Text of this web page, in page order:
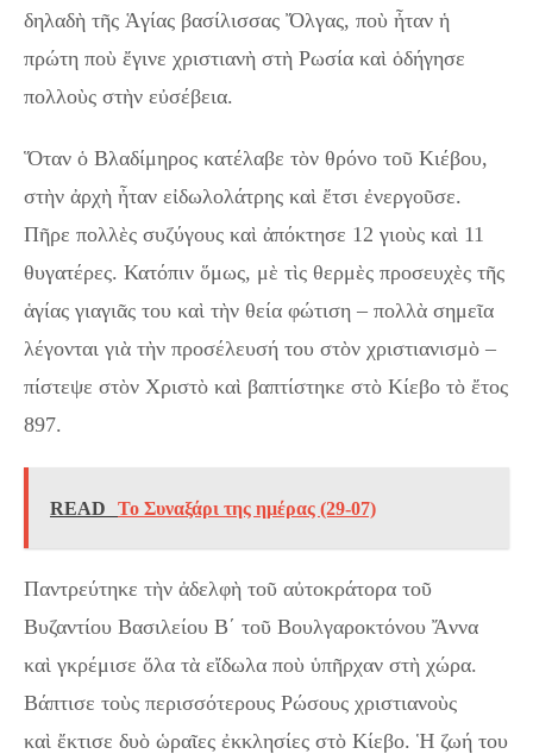
δηλαδὴ τῆς Ἁγίας βασίλισσας Ὄλγας, ποὺ ἦταν ἡ
πρώτη ποὺ ἔγινε χριστιανὴ στὴ Ρωσία καὶ ὁδήγησε
πολλοὺς στὴν εὐσέβεια.
Ὅταν ὁ Βλαδίμηρος κατέλαβε τὸν θρόνο τοῦ Κιέβου,
στὴν ἀρχὴ ἦταν εἰδωλολάτρης καὶ ἔτσι ἐνεργοῦσε.
Πῆρε πολλὲς συζύγους καὶ ἀπόκτησε 12 γιοὺς καὶ 11
θυγατέρες. Κατόπιν ὅμως, μὲ τὶς θερμὲς προσευχὲς τῆς
ἁγίας γιαγιᾶς του καὶ τὴν θεία φώτιση – πολλὰ σημεῖα
λέγονται γιὰ τὴν προσέλευσή του στὸν χριστιανισμὸ –
πίστεψε στὸν Χριστὸ καὶ βαπτίστηκε στὸ Κίεβο τὸ ἔτος
897.
READ Το Συναξάρι της ημέρας (29-07)
Παντρεύτηκε τὴν ἀδελφὴ τοῦ αὐτοκράτορα τοῦ
Βυζαντίου Βασιλείου Β΄ τοῦ Βουλγαροκτόνου Ἄννα
καὶ γκρέμισε ὅλα τὰ εἴδωλα ποὺ ὑπῆρχαν στὴ χώρα.
Βάπτισε τοὺς περισσότερους Ρώσους χριστιανοὺς
καὶ ἔκτισε δυὸ ὡραῖες ἐκκλησίες στὸ Κίεβο. Ἡ ζωή του